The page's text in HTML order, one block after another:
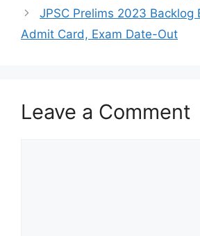
JPSC Prelims 2023 Backlog
Admit Card, Exam Date-Out
Leave a Comment